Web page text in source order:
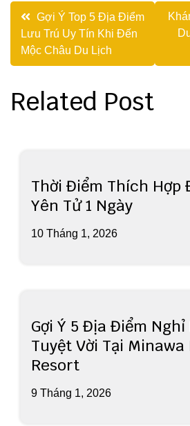
Điều
hướng
bài
viết
Gợi Ý Top 5 Địa Điểm
Lưu Trú Uy Tín Khi Đến
Mộc Châu Du Lịch
Related Post
Thời Điểm Thích Hợp
Yên Tử 1 Ngày
10 Tháng 1, 2026
Gợi Ý 5 Địa Điểm Nghỉ
Tuyệt Vời Tại Minawa
Resort
9 Tháng 1, 2026